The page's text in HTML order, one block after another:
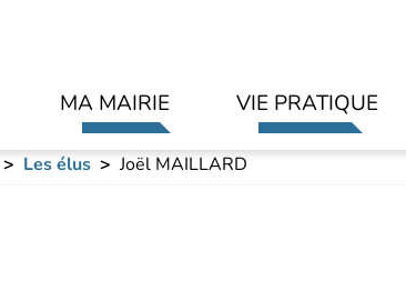
MA MAIRIE VIE PRATIQUE
Les élus Joël MAILLARD